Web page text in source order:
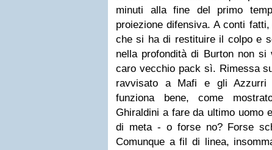
minuti alla fine del primo
proiezione difensiva. A conti
che si ha di restituire il colpo e
nella profondità di Burton non
caro vecchio pack sì. Rimessa
ravvisato a Mafi e gli
funziona bene, come
Ghiraldini a fare da ultimo uomo
di meta - o forse no? Forse
Comunque a fil di linea,